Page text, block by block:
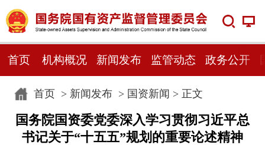
首页 机构概况 新闻发布 监管动态 政务公开
首页> 新闻发布> 国资新闻 > 正文
国务院国资委党委深入学习贯彻习近平总
书记关于“十五五”规划的重要论述精神